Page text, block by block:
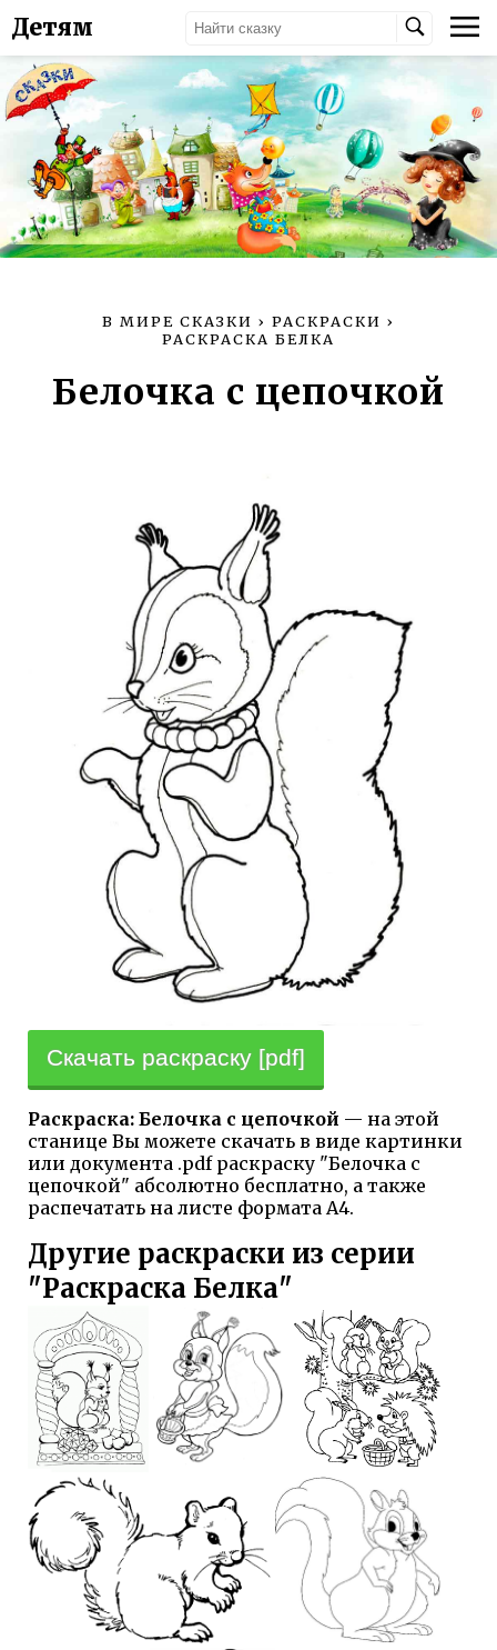
Детям
В МИРЕ СКАЗКИ › РАСКРАСКИ ›
РАСКРАСКА БЕЛКА
Белочка с цепочкой
Скачать раскраску [pdf]
Раскраска: Белочка с цепочкой — на этой
станице Вы можете скачать в виде картинки
или документа .pdf раскраску "Белочка с
цепочкой" абсолютно бесплатно, а также
распечатать на листе формата А4.
Другие раскраски из серии
"Раскраска Белка"